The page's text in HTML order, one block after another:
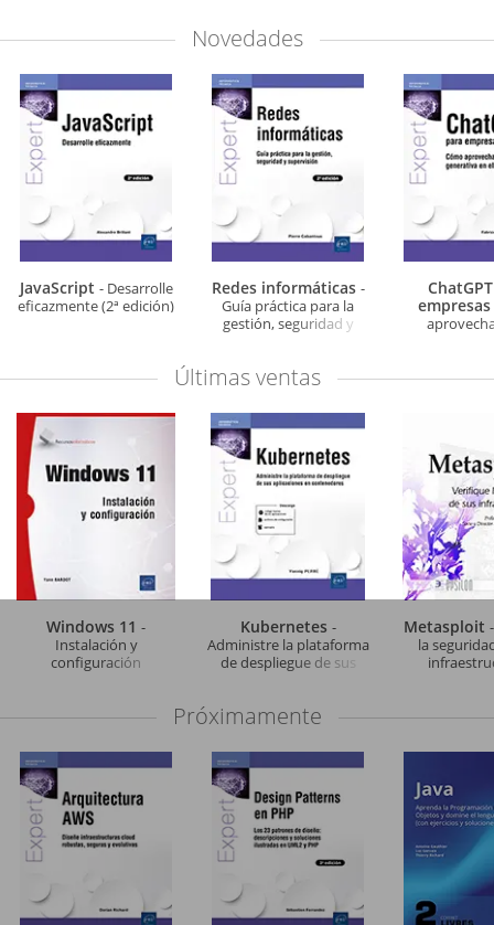
Novedades
JavaScript - Desarrolle
eficazmente (2ª edición)
Redes informáticas -
Guía práctica para la
gestión, seguridad y
empresas
Últimas ventas
Windows 11 -
Instalación y
configuración
Kubernetes -
Administre la plataforma
de despliegue de sus
Metasploit
la
Próximamente